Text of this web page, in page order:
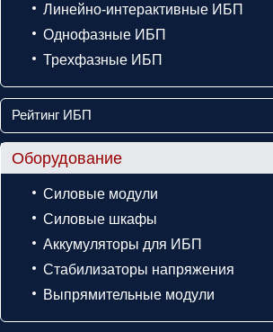
Линейно-интерактивные ИБП
Однофазные ИБП
Трехфазные ИБП
Рейтинг ИБП
Оборудование
Силовые модули
Силовые шкафы
Аккумуляторы для ИБП
Стабилизаторы напряжения
Выпрямительные модули